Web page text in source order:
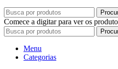
Comece a digitar para ver os
Menu
Categorias